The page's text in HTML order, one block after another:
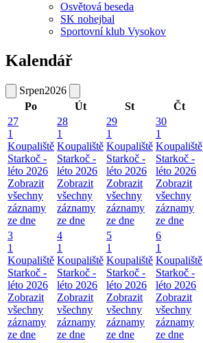
Osvětová beseda
SK nohejbal
Sportovní klub Vysokov
Kalendář
Srpen2026
Po
Út St Čt
27
1
Koupaliště
Starkoč -
léto 2026
Zobrazit
všechny
záznamy
ze dne
28
1
Koupaliště
Starkoč -
léto 2026
Zobrazit
všechny
záznamy
ze dne
29
1
Koupaliště
Starkoč -
léto 2026
Zobrazit
všechny
záznamy
ze dne
30
1
Koupaliště
Starkoč -
léto 2026
Zobrazit
všechny
záznamy
ze dne
3
1
Koupaliště
Starkoč -
léto 2026
Zobrazit
všechny
záznamy
ze dne
4
1
Koupaliště
Starkoč -
léto 2026
Zobrazit
všechny
záznamy
ze dne
5
1
Koupaliště
Starkoč -
léto 2026
Zobrazit
všechny
záznamy
ze dne
6
1
Koupaliště
Starkoč -
léto 2026
Zobrazit
všechny
záznamy
ze dne